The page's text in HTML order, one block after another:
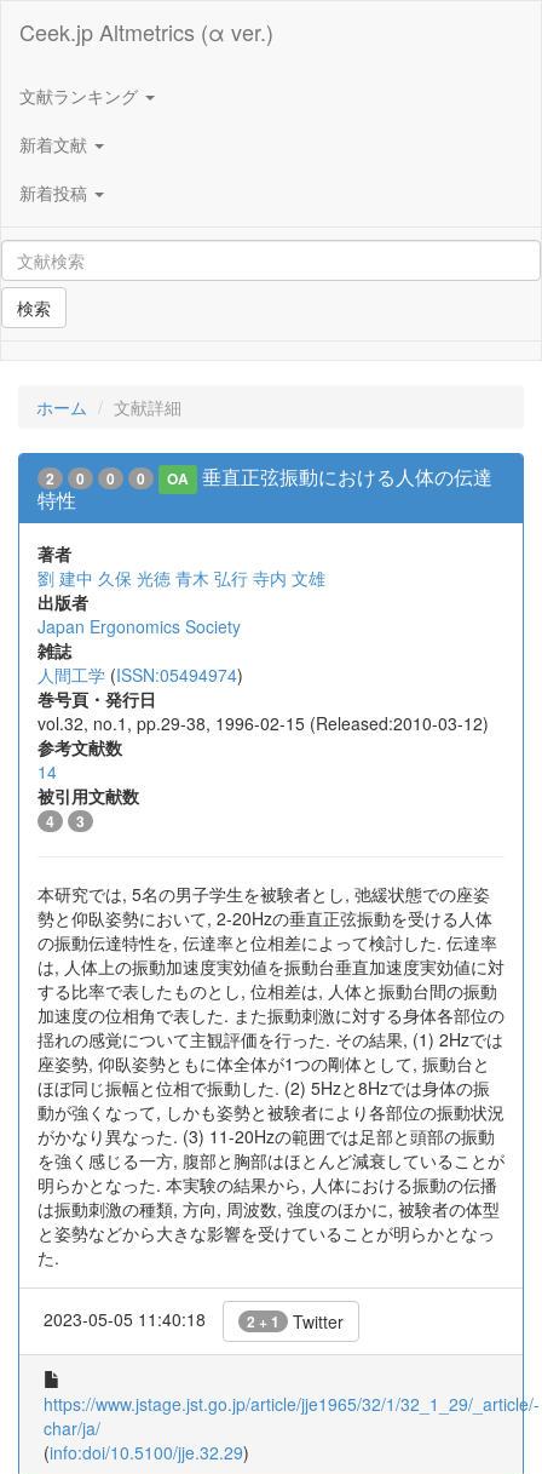
Ceek.jp Altmetrics (α ver.)
文献ランキング
新着文献
新着投稿
検索
ホーム 文献詳細
2 0 0 0 OA
垂直正弦振動における人体の伝達
特性
著者
劉 建中 久保 光徳 青木 弘行 寺内 文雄
出版者
Japan Ergonomics Society
雑誌
人間工学 (ISSN:05494974)
巻号頁・発行日
vol.32, no.1, pp.29-38, 1996-02-15 (Released:2010-03-12)
参考文献数
14
被引用文献数
4 3
本研究では, 5名の男子学生を被験者とし, 弛緩状態での座姿
勢と仰臥姿勢において, 2-20Hzの垂直正弦振動を受ける人体
の振動伝達特性を, 伝達率と位相差によって検討した. 伝達率
は, 人体上の振動加速度実効値を振動台垂直加速度実効値に対
する比率で表したものとし, 位相差は, 人体と振動台間の振動
加速度の位相角で表した. また振動刺激に対する身体各部位の
揺れの感覚について主観評価を行った. その結果, (1) 2Hzでは
座姿勢, 仰臥姿勢ともに体全体が1つの剛体として, 振動台と
ほぼ同じ振幅と位相で振動した. (2) 5Hzと8Hzでは身体の振
動が強くなって, しかも姿勢と被験者により各部位の振動状況
がかなり異なった. (3) 11-20Hzの範囲では足部と頭部の振動
を強く感じる一方, 腹部と胸部はほとんど減衰していることが
明らかとなった. 本実験の結果から, 人体における振動の伝播
は振動刺激の種類, 方向, 周波数, 強度のほかに, 被験者の体型
と姿勢などから大きな影響を受けていることが明らかとなっ
た.
2023-05-05 11:40:18 2 + 1 Twitter
https://www.jstage.jst.go.jp/article/jje1965/32/1/32_1_29/_article/-
char/ja/
(info:doi/10.5100/jje.32.29)